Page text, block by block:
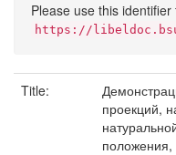
Please use this
https://
Title:
проекций,